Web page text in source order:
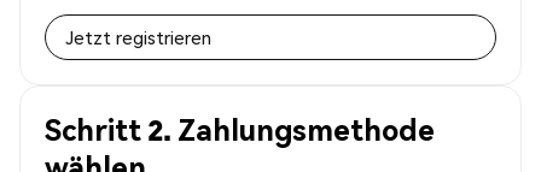
Jetzt registrieren
Schritt 2. Zahlungsmethode